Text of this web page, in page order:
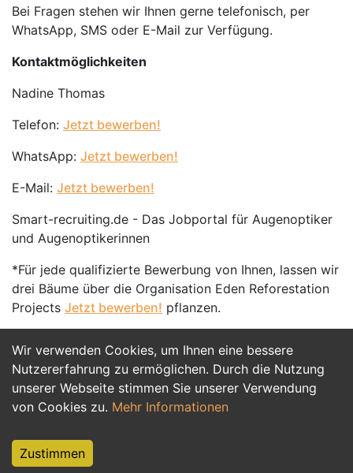
Wir verwenden Cookies, um Ihnen eine bessere
Nutzererfahrung zu ermöglichen. Durch die Nutzung
unserer Webseite stimmen Sie unserer Verwendung
von Cookies zu. Mehr Informationen
Zustimmen
Bei Fragen stehen wir Ihnen gerne telefonisch, per
WhatsApp, SMS oder E-Mail zur Verfügung.
Kontaktmöglichkeiten
Nadine Thomas
Telefon: Jetzt bewerben!
WhatsApp: Jetzt bewerben!
E-Mail: Jetzt bewerben!
Smart-recruiting.de - Das Jobportal für Augenoptiker
und Augenoptikerinnen
*Für jede qualifizierte Bewerbung von Ihnen, lassen wir
drei Bäume über die Organisation Eden Reforestation
Projects Jetzt bewerben! pflanzen.
Jetzt Bewerben